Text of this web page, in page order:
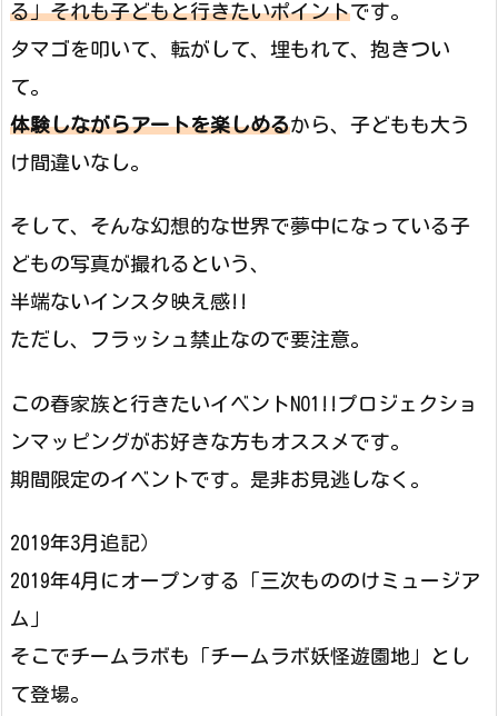
る」それも子どもと行きたいポイントです。
タマゴを叩いて、転がして、埋もれて、抱きつい
て。
体験しながらアートを楽しめるから、子どもも大う
け間違いなし。
そして、そんな幻想的な世界で夢中になっている子
どもの写真が撮れるという、
半端ないインスタ映え感!!
ただし、フラッシュ禁止なので要注意。
この春家族と行きたいイベントNO1!!プロジェクショ
ンマッピングがお好きな方もオススメです。
期間限定のイベントです。是非お見逃しなく。
2019年3月追記）
2019年4月にオープンする「三次もののけミュージア
ム」
そこでチームラボも「チームラボ妖怪遊園地」とし
て登場。